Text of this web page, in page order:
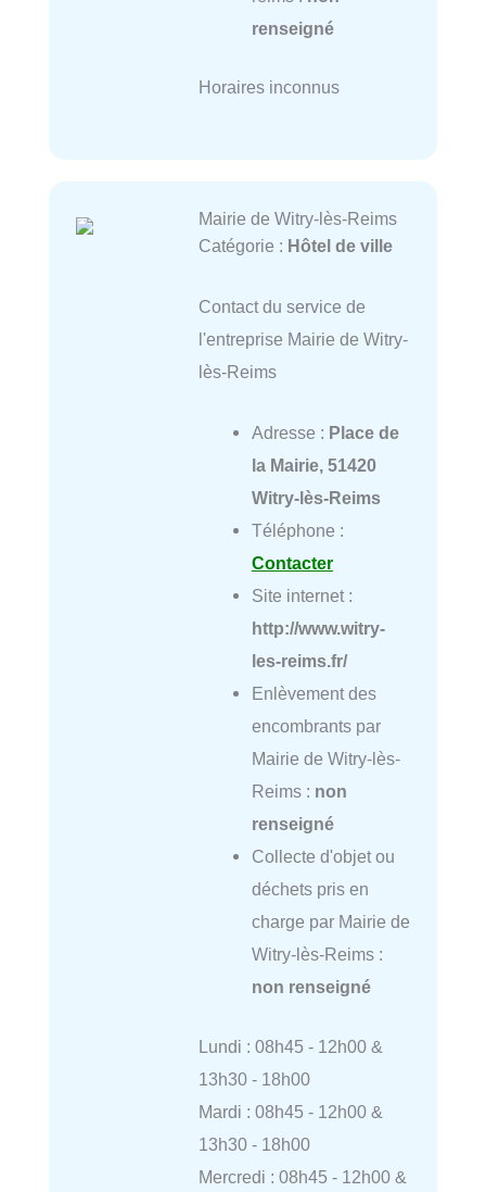
renseigné
Horaires inconnus
Mairie de Witry-lès-Reims
Catégorie : Hôtel de ville
Contact du service de
l'entreprise Mairie de Witry-
lès-Reims
Adresse : Place de
la Mairie, 51420
Witry-lès-Reims
Téléphone :
Contacter
Site internet :
http://www.witry-
les-reims.fr/
Enlèvement des
encombrants par
Mairie de Witry-lès-
Reims : non
renseigné
Collecte d'objet ou
déchets pris en
charge par Mairie de
Witry-lès-Reims :
non renseigné
Lundi : 08h45 - 12h00 &
13h30 - 18h00
Mardi : 08h45 - 12h00 &
13h30 - 18h00
Mercredi : 08h45 - 12h00 &